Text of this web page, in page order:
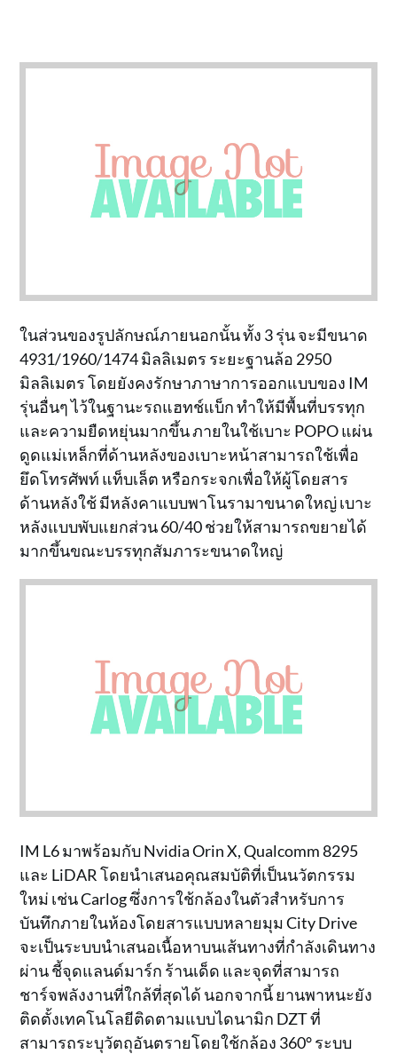
ในส่วนของรูปลักษณ์ภายนอกนั้น ทั้ง 3 รุ่น จะมีขนาด
4931/1960/1474 มิลลิเมตร ระยะฐานล้อ 2950
มิลลิเมตร โดยยังคงรักษาภาษาการออกแบบของ IM
รุ่นอื่นๆ ไว้ในฐานะรถแฮทช์แบ็ก ทำให้มีพื้นที่บรรทุก
และความยืดหยุ่นมากขึ้น ภายในใช้เบาะ POPO แผ่น
ดูดแม่เหล็กที่ด้านหลังของเบาะหน้าสามารถใช้เพื่อ
ยึดโทรศัพท์ แท็บเล็ต หรือกระจกเพื่อให้ผู้โดยสาร
ด้านหลังใช้ มีหลังคาแบบพาโนรามาขนาดใหญ่ เบาะ
หลังแบบพับแยกส่วน 60/40 ช่วยให้สามารถขยายได้
มากขึ้นขณะบรรทุกสัมภาระขนาดใหญ่
IM L6 มาพร้อมกับ Nvidia Orin X, Qualcomm 8295
และ LiDAR โดยนำเสนอคุณสมบัติที่เป็นนวัตกรรม
ใหม่ เช่น Carlog ซึ่งการใช้กล้องในตัวสำหรับการ
บันทึกภายในห้องโดยสารแบบหลายมุม City Drive
จะเป็นระบบนำเสนอเนื้อหาบนเส้นทางที่กำลังเดินทาง
ผ่าน ชี้จุดแลนด์มาร์ก ร้านเด็ด และจุดที่สามารถ
ชาร์จพลังงานที่ใกล้ที่สุดได้ นอกจากนี้ ยานพาหนะยัง
ติดตั้งเทคโนโลยีติดตามแบบไดนามิก DZT ที่
สามารถระบุวัตถุอันตรายโดยใช้กล้อง 360° ระบบ